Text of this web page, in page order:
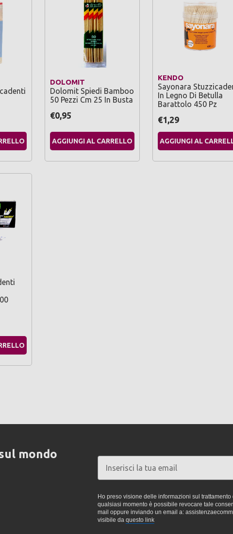
DOLOMIT
Dolomit Spiedi Bamboo
50 Pezzi Cm 25 In Busta
€0,95
AGGIUNGI AL CARRELLO
KENDO
Sayonara
In Legno Di Betulla
Barattolo 450 Pz
€1,29
AGGIUNGI AL
mondo
Ho preso visione delle informazioni sul
qualsiasi momento è possibile revocare tale
mail oppure inviando un email a:
visibile da questo link